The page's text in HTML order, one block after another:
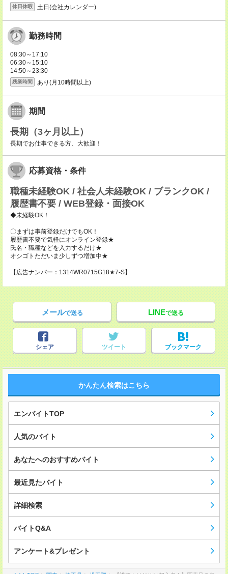
休日休暇 土日(会社カレンダー)
勤務時間
08:30～17:10
06:30～15:10
14:50～23:30
残業時間 あり(月10時間以上)
期間
長期（3ヶ月以上）
長期でお仕事できる方、大歓迎！
応募資格・条件
職種未経験OK / 社会人未経験OK / ブランクOK /
履歴書不要 / WEB登録・面接OK
◆未経験OK！
〇まずは事前登録だけでもOK！
履歴書不要で気軽にオンライン登録★
氏名・職種などを入力するだけ★
オシゴトただいま少しずつ増加中★
【広告ナンバー：1314WR0715G18★7-S】
メールで送る LINEで送る
シェア ツイート ブックマーク
かんたん検索はこちら
エンバイトTOP
人気のバイト
あなたへのおすすめバイト
最近見たバイト
詳細検索
バイトQ&A
アンケート&プレゼント